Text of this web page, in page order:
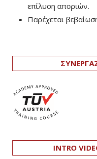
επίλυση αποριών.
Παρέχεται
INTRO